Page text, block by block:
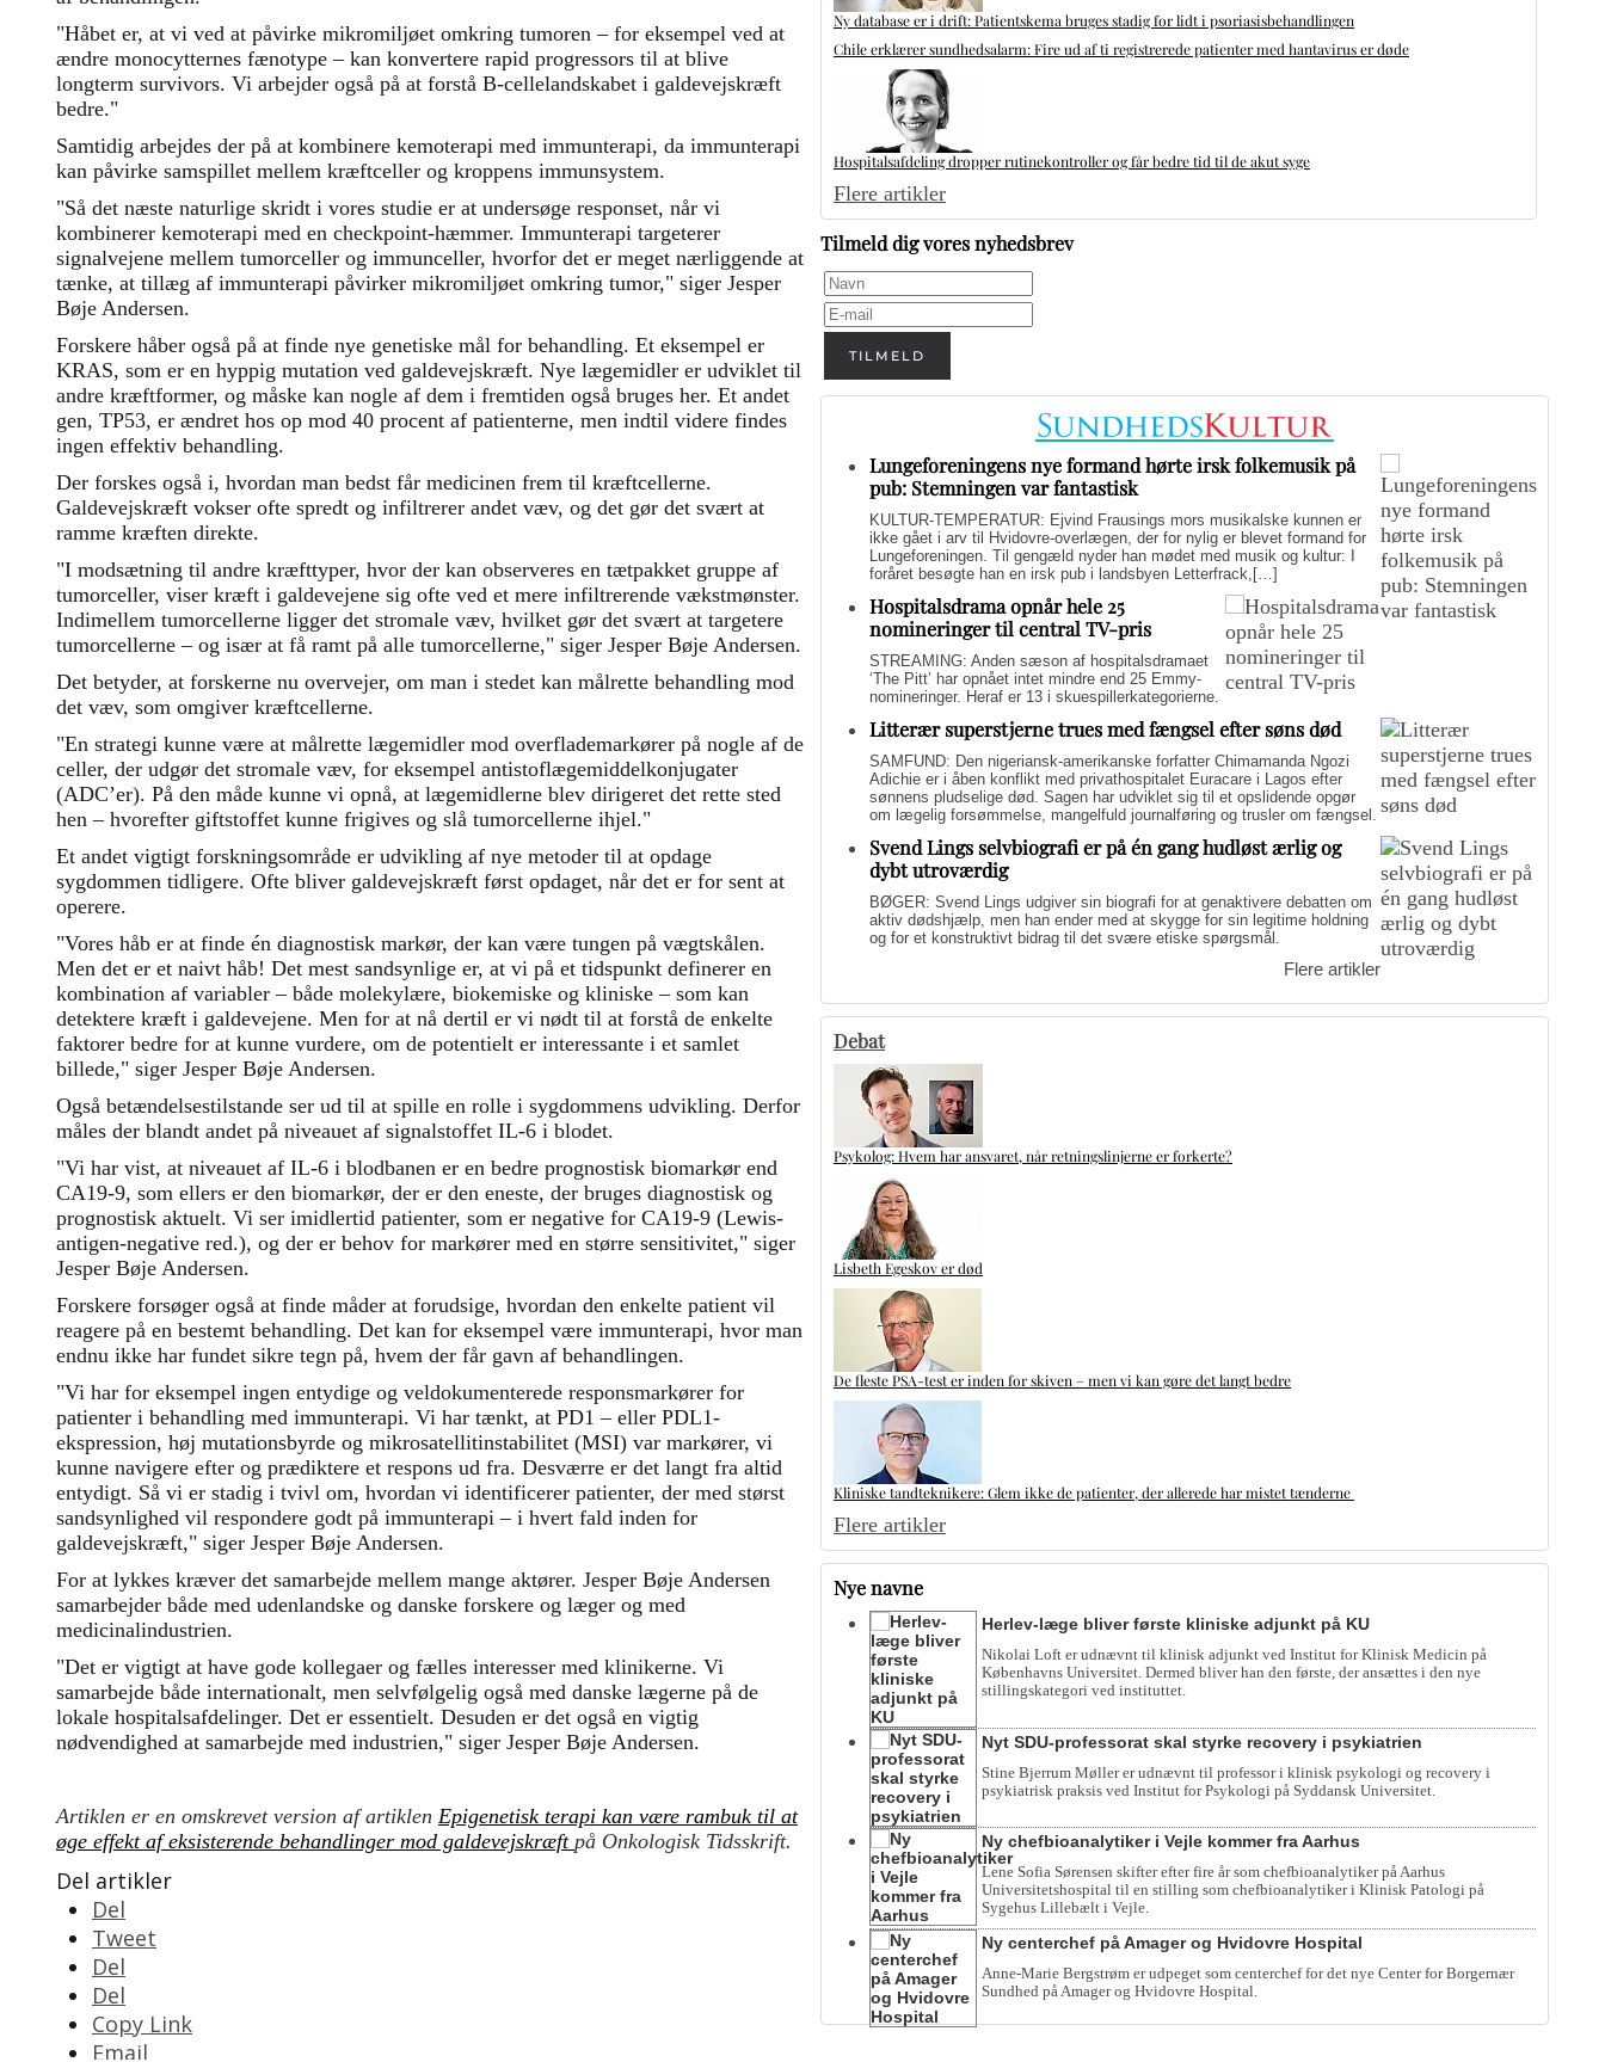
"Håbet er, at vi ved at påvirke mikromiljøet omkring tumoren – for eksempel ved at
ændre monocytternes fænotype – kan konvertere rapid progressors til at blive
longterm survivors. Vi arbejder også på at forstå B-cellelandskabet i galdevejskræft
bedre."
Samtidig arbejdes der på at kombinere kemoterapi med immunterapi, da immunterapi
kan påvirke samspillet mellem kræftceller og kroppens immunsystem.
"Så det næste naturlige skridt i vores studie er at undersøge responset, når vi
kombinerer kemoterapi med en checkpoint-hæmmer. Immunterapi targeterer
signalvejene mellem tumorceller og immunceller, hvorfor det er meget nærliggende at
tænke, at tillæg af immunterapi påvirker mikromiljøet omkring tumor," siger Jesper
Bøje Andersen.
Forskere håber også på at finde nye genetiske mål for behandling. Et eksempel er
KRAS, som er en hyppig mutation ved galdevejskræft. Nye lægemidler er udviklet til
andre kræftformer, og måske kan nogle af dem i fremtiden også bruges her. Et andet
gen, TP53, er ændret hos op mod 40 procent af patienterne, men indtil videre findes
ingen effektiv behandling.
Der forskes også i, hvordan man bedst får medicinen frem til kræftcellerne.
Galdevejskræft vokser ofte spredt og infiltrerer andet væv, og det gør det svært at
ramme kræften direkte.
"I modsætning til andre kræfttyper, hvor der kan observeres en tætpakket gruppe af
tumorceller, viser kræft i galdevejene sig ofte ved et mere infiltrerende vækstmønster.
Indimellem tumorcellerne ligger det stromale væv, hvilket gør det svært at targetere
tumorcellerne – og især at få ramt på alle tumorcellerne," siger Jesper Bøje Andersen.
Det betyder, at forskerne nu overvejer, om man i stedet kan målrette behandling mod
det væv, som omgiver kræftcellerne.
"En strategi kunne være at målrette lægemidler mod overflademarkører på nogle af de
celler, der udgør det stromale væv, for eksempel antistoflægemiddelkonjugater
(ADC’er). På den måde kunne vi opnå, at lægemidlerne blev dirigeret det rette sted
hen – hvorefter giftstoffet kunne frigives og slå tumorcellerne ihjel."
Et andet vigtigt forskningsområde er udvikling af nye metoder til at opdage
sygdommen tidligere. Ofte bliver galdevejskræft først opdaget, når det er for sent at
operere.
"Vores håb er at finde én diagnostisk markør, der kan være tungen på vægtskålen.
Men det er et naivt håb! Det mest sandsynlige er, at vi på et tidspunkt definerer en
kombination af variabler – både molekylære, biokemiske og kliniske – som kan
detektere kræft i galdevejene. Men for at nå dertil er vi nødt til at forstå de enkelte
faktorer bedre for at kunne vurdere, om de potentielt er interessante i et samlet
billede," siger Jesper Bøje Andersen.
Også betændelsestilstande ser ud til at spille en rolle i sygdommens udvikling. Derfor
måles der blandt andet på niveauet af signalstoffet IL-6 i blodet.
"Vi har vist, at niveauet af IL-6 i blodbanen er en bedre prognostisk biomarkør end
CA19-9, som ellers er den biomarkør, der er den eneste, der bruges diagnostisk og
prognostisk aktuelt. Vi ser imidlertid patienter, som er negative for CA19-9 (Lewis-
antigen-negative red.), og der er behov for markører med en større sensitivitet," siger
Jesper Bøje Andersen.
Forskere forsøger også at finde måder at forudsige, hvordan den enkelte patient vil
reagere på en bestemt behandling. Det kan for eksempel være immunterapi, hvor man
endnu ikke har fundet sikre tegn på, hvem der får gavn af behandlingen.
"Vi har for eksempel ingen entydige og veldokumenterede responsmarkører for
patienter i behandling med immunterapi. Vi har tænkt, at PD1 – eller PDL1-
ekspression, høj mutationsbyrde og mikrosatellitinstabilitet (MSI) var markører, vi
kunne navigere efter og prædiktere et respons ud fra. Desværre er det langt fra altid
entydigt. Så vi er stadig i tvivl om, hvordan vi identificerer patienter, der med størst
sandsynlighed vil respondere godt på immunterapi – i hvert fald inden for
galdevejskræft," siger Jesper Bøje Andersen.
For at lykkes kræver det samarbejde mellem mange aktører. Jesper Bøje Andersen
samarbejder både med udenlandske og danske forskere og læger og med
medicinalindustrien.
"Det er vigtigt at have gode kollegaer og fælles interesser med klinikerne. Vi
samarbejde både internationalt, men selvfølgelig også med danske lægerne på de
lokale hospitalsafdelinger. Det er essentielt. Desuden er det også en vigtig
nødvendighed at samarbejde med industrien," siger Jesper Bøje Andersen.
Artiklen er en omskrevet version af artiklen Epigenetisk terapi kan være rambuk til at
øge effekt af eksisterende behandlinger mod galdevejskræft på Onkologisk Tidsskrift.
Del artikler
Del
Tweet
Del
Del
Copy Link
Email
Ny database er i drift: Patientskema bruges stadig for lidt i psoriasisbehandlingen
Chile erklærer sundhedsalarm: Fire ud af ti registrerede patienter med hantavirus er døde
Hospitalsafdeling dropper rutinekontroller og får bedre tid til de akut syge
Flere artikler
Tilmeld dig vores nyhedsbrev
TILMELD
Lungeforeningens nye formand hørte irsk folkemusik på
pub: Stemningen var fantastisk
KULTUR-TEMPERATUR: Ejvind Frausings mors musikalske kunnen er
ikke gået i arv til Hvidovre-overlægen, der for nylig er blevet formand for
Lungeforeningen. Til gengæld nyder han mødet med musik og kultur: I
foråret besøgte han en irsk pub i landsbyen Letterfrack,[…]
Hospitalsdrama opnår hele 25
nomineringer til central TV-pris
STREAMING: Anden sæson af hospitalsdramaet
‘The Pitt’ har opnået intet mindre end 25 Emmy-
nomineringer. Heraf er 13 i skuespillerkategorierne.
Litterær superstjerne trues med fængsel efter søns død
SAMFUND: Den nigeriansk-amerikanske forfatter Chimamanda Ngozi
Adichie er i åben konflikt med privathospitalet Euracare i Lagos efter
sønnens pludselige død. Sagen har udviklet sig til et opslidende opgør
om lægelig forsømmelse, mangelfuld journalføring og trusler om fængsel.
Svend Lings selvbiografi er på én gang hudløst ærlig og
dybt utroværdig
BØGER: Svend Lings udgiver sin biografi for at genaktivere debatten om
aktiv dødshjælp, men han ender med at skygge for sin legitime holdning
og for et konstruktivt bidrag til det svære etiske spørgsmål.
Flere artikler
Debat
Psykolog: Hvem har ansvaret, når retningslinjerne er forkerte?
Lisbeth Egeskov er død
De fleste PSA-test er inden for skiven – men vi kan gøre det langt bedre
Kliniske tandteknikere: Glem ikke de patienter, der allerede har mistet tænderne
Flere artikler
Nye navne
Herlev-læge bliver første kliniske adjunkt på KU
Nikolai Loft er udnævnt til klinisk adjunkt ved Institut for Klinisk Medicin på
Københavns Universitet. Dermed bliver han den første, der ansættes i den nye
stillingskategori ved instituttet.
Nyt SDU-professorat skal styrke recovery i psykiatrien
Stine Bjerrum Møller er udnævnt til professor i klinisk psykologi og recovery i
psykiatrisk praksis ved Institut for Psykologi på Syddansk Universitet.
Ny chefbioanalytiker i Vejle kommer fra Aarhus
Lene Sofia Sørensen skifter efter fire år som chefbioanalytiker på Aarhus
Universitetshospital til en stilling som chefbioanalytiker i Klinisk Patologi på
Sygehus Lillebælt i Vejle.
Ny centerchef på Amager og Hvidovre Hospital
Anne-Marie Bergstrøm er udpeget som centerchef for det nye Center for Borgernær
Sundhed på Amager og Hvidovre Hospital.